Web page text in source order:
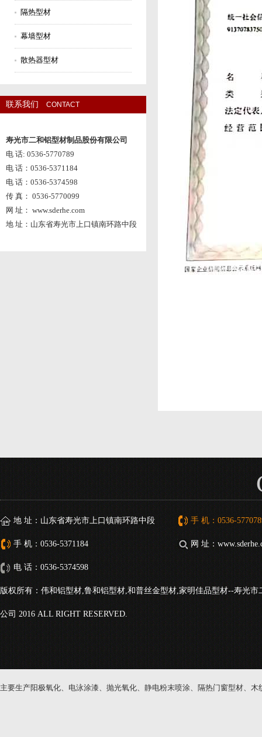
隔热型材
幕墙型材
散热器型材
联系我们 CONTACT
寿光市二和铝型材制品股份有限公司
电 话: 0536-5770789
电 话：0536-5371184
电 话：0536-5374598
传 真： 0536-5770099
网 址： www.sderhe.com
地 址：山东省寿光市上口镇南环路中段
地 址：山东省寿光市上口镇南环路中段 手 机：0536-
手 机：0536-5371184 网 址：
电 话：0536-5374598
版权所有：伟和铝型材,鲁和铝型材,和普丝金型材,家明佳品型材--寿光市
公司 2016 ALL RIGHT RESERVED.
主要生产阳极氧化、电泳涂漆、抛光氧化、静电粉末喷涂、隔热门窗型材、